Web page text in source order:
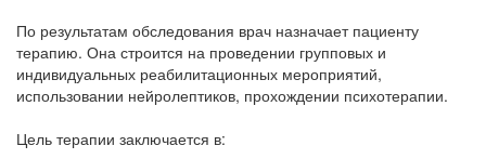
По результатам обследования врач назначает пациенту
терапию. Она строится на проведении групповых и
индивидуальных реабилитационных мероприятий,
использовании нейролептиков, прохождении психотерапии.
Цель терапии заключается в: